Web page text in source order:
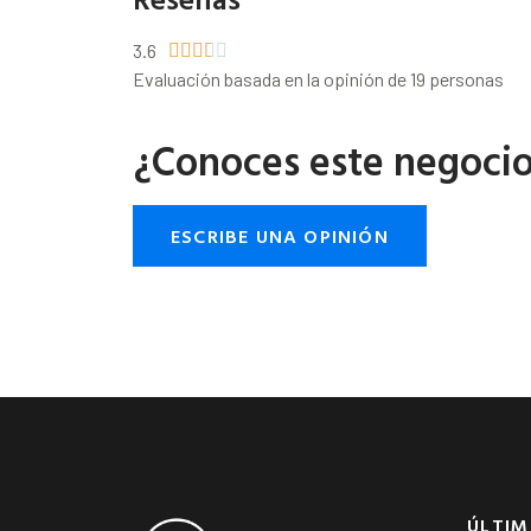
3.6     
Evaluación basada en la opinión de 19 personas
¿Conoces este
ESCRIBE UNA OPINIÓN